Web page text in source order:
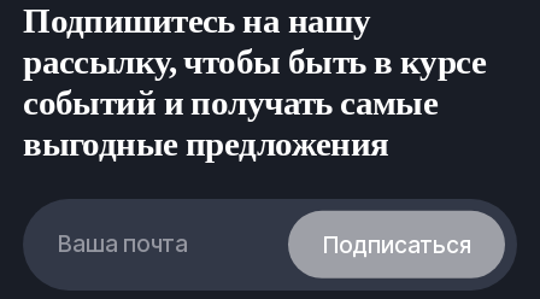
Подпишитесь на нашу
рассылку, чтобы быть в курсе
событий и получать самые
выгодные предложения
Ваша почта Подписаться